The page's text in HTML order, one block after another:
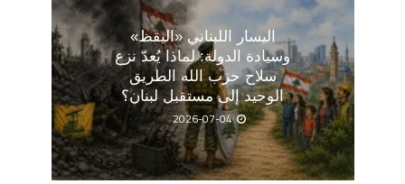
اليسار اللبناني «اليقظ»
وسيادة الدولة: لماذا يُعدّ نزع
سلاح حزب الله الطريق
الوحيد إلى مستقبل لبنان؟
2026-07-04